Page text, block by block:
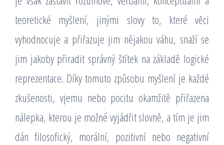
teoretické myšlení, jinými slovy to, které věci
vyhodnocuje a přiřazuje jim nějakou váhu, snaží se
jim jakoby přiradit správný štítek na základě logické
reprezentace. Díky tomuto způsobu myšlení je každé
zkušenosti, vjemu nebo pocitu okamžitě přiřazena
nálepka, kterou je možné vyjádřit slovně, a tím je jim
dán filosofický, morální, pozitivní nebo negativní